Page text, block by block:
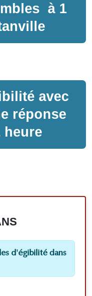
à 1
avec
réponse
heure
d'égibilité dans